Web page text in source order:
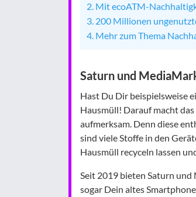
Mit ecoATM-
200 Millionen
Mehr zum Thema
Saturn und
Hast Du Dir beispielsweise
Hausmüll! Darauf macht
aufmerksam. Denn diese
sind viele Stoffe in den
Hausmüll recyceln lassen
Seit 2019 bieten Saturn
sogar Dein altes